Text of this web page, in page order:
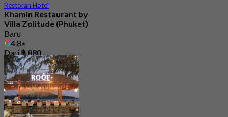
Restoran Hotel
Khamin Restaurant by
Villa Zolitude (Phuket)
Baru
4.8
Dari฿ 880